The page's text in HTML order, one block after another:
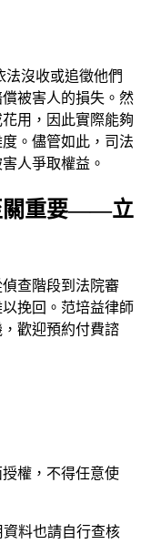
法沒收或追徵他們
被害人的損失。然
用，因此實際能夠
。儘管如此，司法
人爭取權益。
關重要——立
查階段到法院審
挽回。 范培益律師
歡迎預約付費諮
權，不得任意使
料也請自行查核